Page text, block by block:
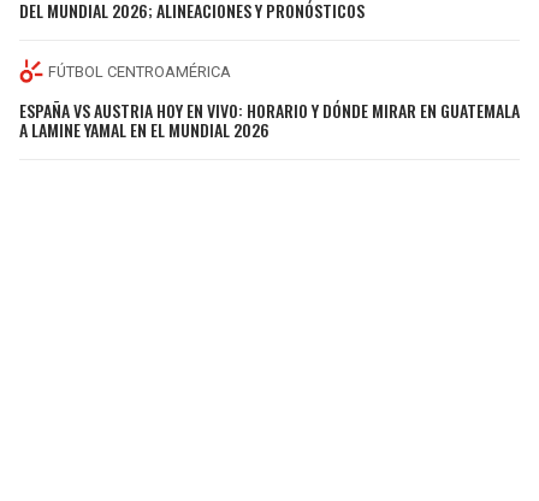
DEL MUNDIAL 2026; ALINEACIONES Y PRONÓSTICOS
FÚTBOL CENTROAMÉRICA
ESPAÑA VS AUSTRIA HOY EN VIVO: HORARIO Y DÓNDE MIRAR EN GUATEMALA
A LAMINE YAMAL EN EL MUNDIAL 2026